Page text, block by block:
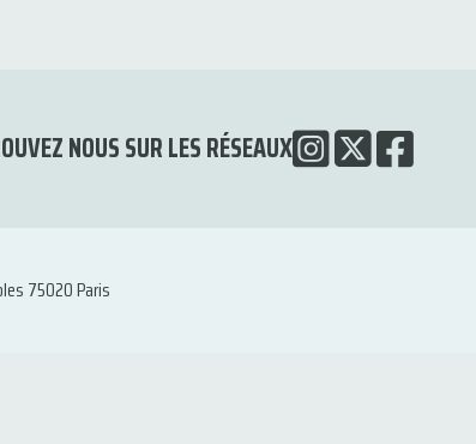
NOUS SUR LES RÉSEAUX
75020 Paris